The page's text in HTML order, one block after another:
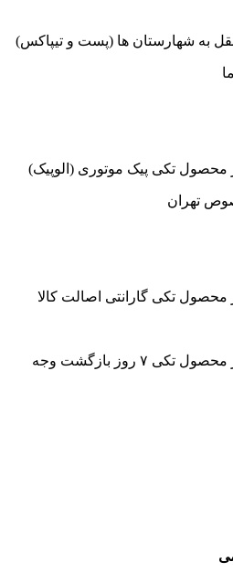
به شهارستان ها (پست و تیپاکس)
پیک موتوری (الوپیک)
گارانتی اصالت کالا
۷ روز بازگشت وجه